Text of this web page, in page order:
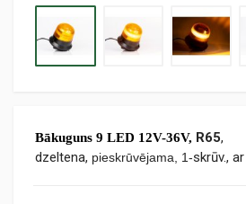
Bākuguns 9 LED 12V-36V, R65,
dzeltena, pieskrūvējama, 1-skrūv.,